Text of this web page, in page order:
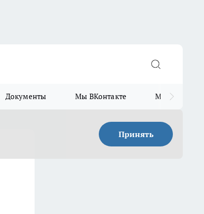
Документы Мы ВКонтакте Мы в
Принять